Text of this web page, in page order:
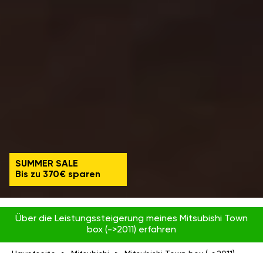
SUMMER SALE
Bis zu 370€ sparen
Über die Leistungssteigerung meines Mitsubishi Town
box (->2011) erfahren